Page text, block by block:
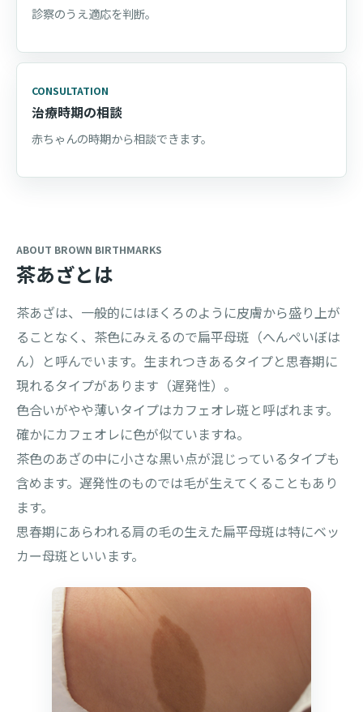
診察のうえ適応を判断。
CONSULTATION
治療時期の相談
赤ちゃんの時期から相談できます。
ABOUT BROWN BIRTHMARKS
茶あざとは
茶あざは、一般的にはほくろのように皮膚から盛り上が
ることなく、茶色にみえるので扁平母斑（へんぺいぼは
ん）と呼んでいます。生まれつきあるタイプと思春期に
現れるタイプがあります（遅発性）。
色合いがやや薄いタイプはカフェオレ斑と呼ばれます。
確かにカフェオレに色が似ていますね。
茶色のあざの中に小さな黒い点が混じっているタイプも
含めます。遅発性のものでは毛が生えてくることもあり
ます。
思春期にあらわれる肩の毛の生えた扁平母斑は特にベッ
カー母斑といいます。